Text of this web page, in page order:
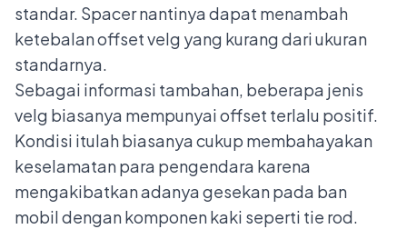
standar. Spacer nantinya dapat menambah
ketebalan offset velg yang kurang dari ukuran
standarnya.
Sebagai informasi tambahan, beberapa jenis
velg biasanya mempunyai offset terlalu positif.
Kondisi itulah biasanya cukup membahayakan
keselamatan para pengendara karena
mengakibatkan adanya gesekan pada ban
mobil dengan komponen kaki seperti tie rod.